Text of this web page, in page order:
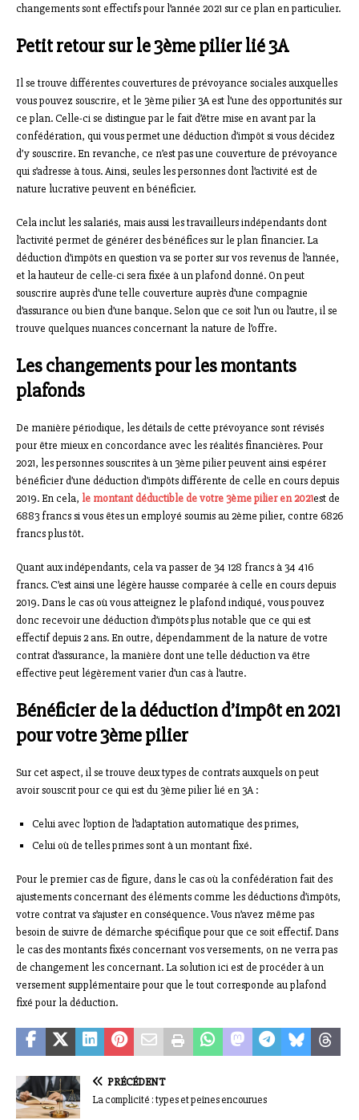
changements sont effectifs pour l’année 2021 sur ce plan en particulier.
Petit retour sur le 3ème pilier lié 3A
Il se trouve différentes couvertures de prévoyance sociales auxquelles
vous pouvez souscrire, et le 3ème pilier 3A est l’une des opportunités sur
ce plan. Celle-ci se distingue par le fait d’être mise en avant par la
confédération, qui vous permet une déduction d’impôt si vous décidez
d’y souscrire. En revanche, ce n’est pas une couverture de prévoyance
qui s’adresse à tous. Ainsi, seules les personnes dont l’activité est de
nature lucrative peuvent en bénéficier.
Cela inclut les salariés, mais aussi les travailleurs indépendants dont
l’activité permet de générer des bénéfices sur le plan financier. La
déduction d’impôts en question va se porter sur vos revenus de l’année,
et la hauteur de celle-ci sera fixée à un plafond donné. On peut
souscrire auprès d’une telle couverture auprès d’une compagnie
d’assurance ou bien d’une banque. Selon que ce soit l’un ou l’autre, il se
trouve quelques nuances concernant la nature de l’offre.
Les changements pour les montants
plafonds
De manière périodique, les détails de cette prévoyance sont révisés
pour être mieux en concordance avec les réalités financières. Pour
2021, les personnes souscrites à un 3ème pilier peuvent ainsi espérer
bénéficier d’une déduction d’impôts différente de celle en cours depuis
2019. En cela, le montant déductible de votre 3ème pilier en 2021est de
6883 francs si vous êtes un employé soumis au 2ème pilier, contre 6826
francs plus tôt.
Quant aux indépendants, cela va passer de 34 128 francs à 34 416
francs. C’est ainsi une légère hausse comparée à celle en cours depuis
2019. Dans le cas où vous atteignez le plafond indiqué, vous pouvez
donc recevoir une déduction d’impôts plus notable que ce qui est
effectif depuis 2 ans. En outre, dépendamment de la nature de votre
contrat d’assurance, la manière dont une telle déduction va être
effective peut légèrement varier d’un cas à l’autre.
Bénéficier de la déduction d’impôt en 2021
pour votre 3ème pilier
Sur cet aspect, il se trouve deux types de contrats auxquels on peut
avoir souscrit pour ce qui est du 3ème pilier lié en 3A :
Celui avec l’option de l’adaptation automatique des primes,
Celui où de telles primes sont à un montant fixé.
Pour le premier cas de figure, dans le cas où la confédération fait des
ajustements concernant des éléments comme les déductions d’impôts,
votre contrat va s’ajuster en conséquence. Vous n’avez même pas
besoin de suivre de démarche spécifique pour que ce soit effectif. Dans
le cas des montants fixés concernant vos versements, on ne verra pas
de changement les concernant. La solution ici est de procéder à un
versement supplémentaire pour que le tout corresponde au plafond
fixé pour la déduction.
PRÉCÉDENT
La complicité : types et peines encourues